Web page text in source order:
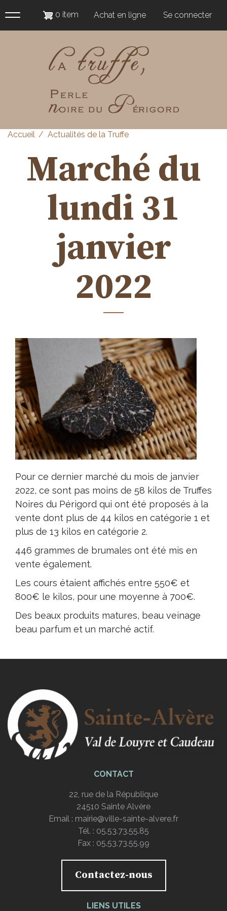
au
User
menu
Achat en ligne Se connecter
0 item
Accueil Actualités de la Truffe
Marché du
lundi 31
janvier
2022
Pour ce dernier marché du mois de janvier
2022, ce sont pas moins de 58 kilos de Truffes
Noires du Périgord qui ont été proposés à la
vente dont plus de 44 kilos en catégorie 1 et
plus de 13 kilos en catégorie 2.
446 grammes de brumales ont été mis en
vente également.
Les cours étaient affichés entre 550€ et
800€ le kilos, pour une moyenne à 700€.
Des beaux produits matures, beau veinage
beau parfum et un marché actif.
CONTACT
22, rue de la République
24510 Sainte Alvère
Email : mairie@ville-sainte-alvere.fr
Tél. : 05.53.73.55.85
Fax : 05.53.73.55.99
Contactez-nous
LIENS UTILES